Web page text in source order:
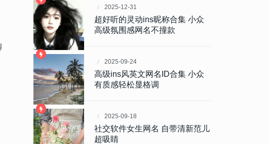
2025-12-31
超好听的灵动ins昵称合集 小众
高级氛围感网名不撞款
2025-09-24
高级ins风英文网名ID合集 小众
有质感轻松显格调
2025-09-18
社交软件女生网名 自带清新范儿
超吸睛